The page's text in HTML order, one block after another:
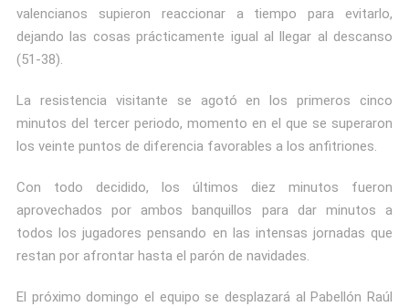
valencianos supieron reaccionar a tiempo para evitarlo,
dejando las cosas prácticamente igual al llegar al descanso
(51-38).
La resistencia visitante se agotó en los primeros cinco
minutos del tercer periodo, momento en el que se superaron
los veinte puntos de diferencia favorables a los anfitriones.
Con todo decidido, los últimos diez minutos fueron
aprovechados por ambos banquillos para dar minutos a
todos los jugadores pensando en las intensas jornadas que
restan por afrontar hasta el parón de navidades.
El próximo domingo el equipo se desplazará al Pabellón Raúl